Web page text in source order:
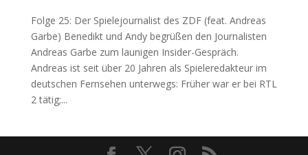
Folge 25: Der Spielejournalist des ZDF (feat. Andreas
Garbe) Benedikt und Andy begrüßen den Journalisten
Andreas Garbe zum launigen Insider-Gespräch.
Andreas ist seit über 20 Jahren als Spieleredakteur im
deutschen Fernsehen unterwegs: Früher war er bei RTL
2 tätig;...